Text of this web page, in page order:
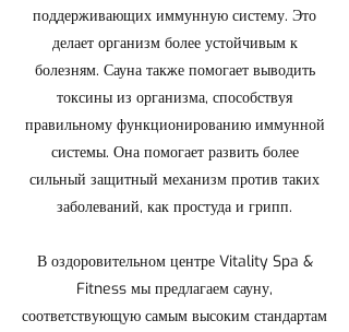
поддерживающих иммунную систему. Это
делает организм более устойчивым к
болезням. Сауна также помогает выводить
токсины из организма, способствуя
правильному функционированию иммунной
системы. Она помогает развить более
сильный защитный механизм против таких
заболеваний, как простуда и грипп.
В оздоровительном центре Vitality Spa &
Fitness мы предлагаем сауну,
соответствующую самым высоким стандартам